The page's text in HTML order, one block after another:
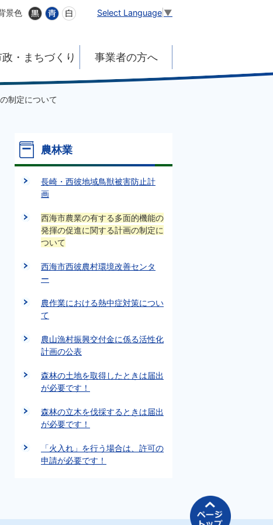
景色 Select Language ▼
・まちづくり 事業者の方へ
制定について
農林業
長崎・西彼地域鳥獣被害防止計
画
西海市農業の有する多面的機能の
発揮の促進に関する計画の制定に
ついて
西海市西彼農村環境改善センタ
ー
農作業における熱中症対策につい
て
農山漁村振興交付金に係る活性化
計画の公表
森林の土地を取得したときは届出
が必要です！
森林の立木を伐採するときは届出
が必要です！
「火入れ」を行う場合は、許可の
申請が必要です！